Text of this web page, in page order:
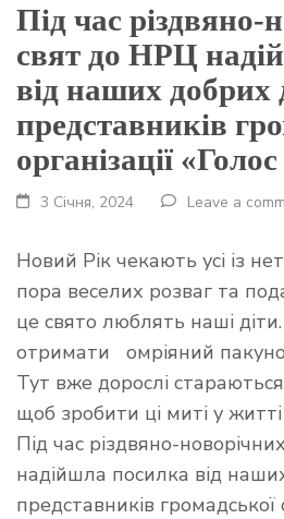
Під час різдвяно-
свят до НРЦ
від наших добрих
представників
організації
3 Січня, 2024 Leave a
Новий Рік чекають усі із
пора веселих розваг та
це свято люблять наші
отримати омріяний
Тут вже дорослі
щоб зробити ці миті у
Під час різдвяно-
надійшла посилка від
представників громадської